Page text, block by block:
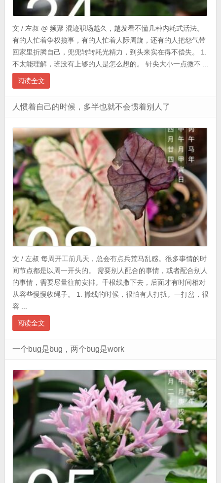
文 / 左叔 @ 频聚 混迹职场越久，越发看不懂几种内耗式活法。
有的人忙着争权揽事，有的人忙着人际周旋，还有的人把怨气带
回家里折腾自己，兜兜转转耗光精力，到头来实在得不偿失。 1.
不太能理解，班没有上够的人是怎么想的。 针尖大小一点微不 ...
阅读全文
人惯着自己的时候，多半也就不会惯着别人了
文 / 左叔 每周开工前几天，总会有点兵荒马乱感。很多事情的时
间节点都是以周一开头的。 需要别人配合的事情，或者配合别人
的事情，需要尽量往前安排。千根线撒下去，后面才有时间相对
从容些慢慢收绳子。 1. 撒线的时候，很怕有人打扰。一打岔，很
容 ...
阅读全文
一个bug是bug，两个bug是work